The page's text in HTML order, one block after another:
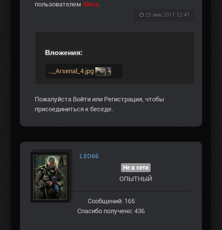
пользователем Alexs.
25 янв 2017 12:41
Вложения:
..._Arsenal_4.jpg
Пожалуйста Войти или Регистрация, чтобы
присоединиться к беседе.
LEO66
Не в сети
ОПЫТНЫЙ
Сообщений: 165
Спасибо получено: 436